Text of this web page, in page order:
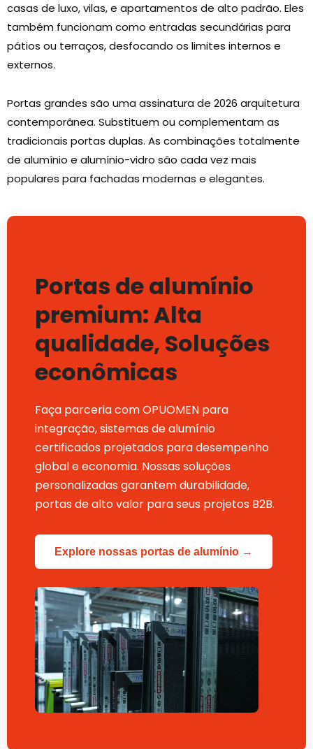
casas de luxo, vilas, e apartamentos de alto padrão. Eles
também funcionam como entradas secundárias para
pátios ou terraços, desfocando os limites internos e
externos.
Portas grandes são uma assinatura de 2026 arquitetura
contemporânea. Substituem ou complementam as
tradicionais portas duplas. As combinações totalmente
de alumínio e alumínio-vidro são cada vez mais
populares para fachadas modernas e elegantes.
Portas de alumínio
premium: Alta
qualidade, Soluções
econômicas
Faça parceria com OPUOMEN para
integração, sistemas de alumínio
certificados projetados para desempenho
global e economia. Nossas soluções
personalizadas garantem durabilidade,
portas de alto valor para seus projetos B2B.
Explore nossas portas de alumínio →